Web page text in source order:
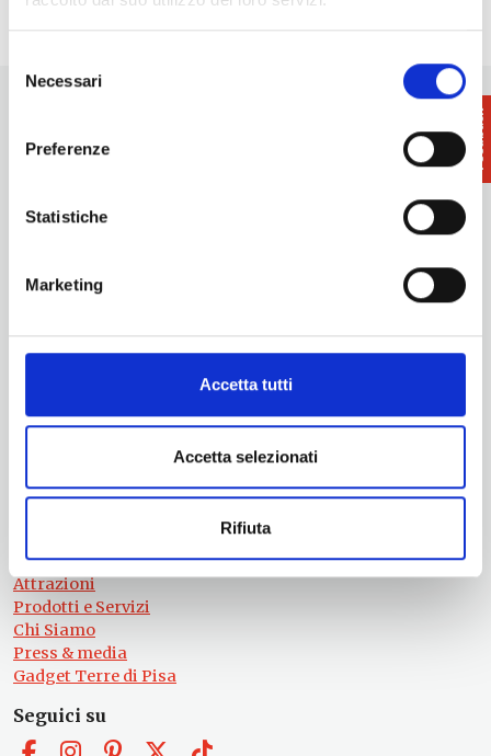
delNecessari
Preferenze
Statistiche
Marketing
Accetta tutti
Accetta selezionati
Rifiuta
Vuoi aggiornamenti su cosa fare e cosa vedere nelle Terre
Iscriviti alla nostra newsletter! Subito una sorpresa per te!
Per informazioni
Servizio Promozione e Sviluppo delle Imprese
turismo@tno.camcom.it
Esperienze
Itinerari
Attrazioni
Prodotti e Servizi
Chi Siamo
Press & media
Gadget Terre di Pisa
Seguici su